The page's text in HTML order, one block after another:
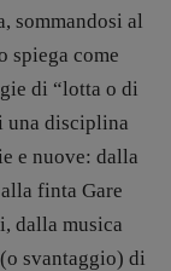
sommandosi al
spiega come
di “lotta o di
una disciplina
e nuove: dalla
finta Gare
dalla musica
svantaggio) di